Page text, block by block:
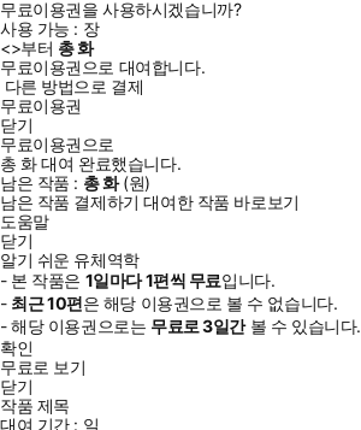
무료이용권을 사용하시겠습니까?
사용 가능 : 장
<>부터 총화
무료이용권으로 대여합니다.
다른 방법으로 결제
무료이용권
닫기
무료이용권으로
총 화대여 완료했습니다.
남은 작품 : 총화(원)
남은 작품 결제하기 대여한 작품 바로보기
도움말
닫기
알기 쉬운 유체역학
- 본 작품은 1일마다1편씩 무료입니다.
- 최근10편은 해당 이용권으로 볼 수 없습니다.
- 해당 이용권으로는 무료로3일간볼 수 있습니다.
확인
무료로 보기
닫기
작품 제목
대여 기간 : 일